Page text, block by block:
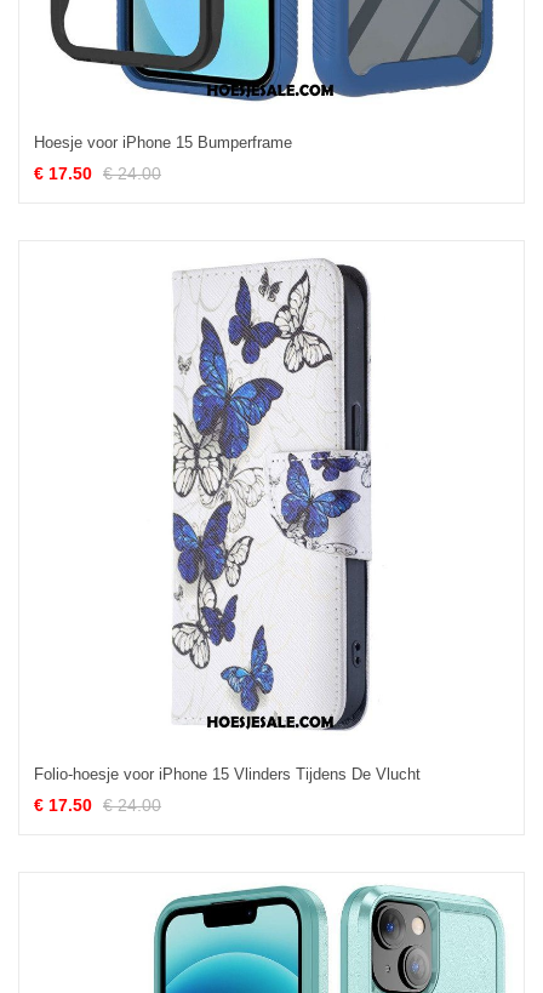
Hoesje voor iPhone 15 Bumperframe
€ 17.50 € 24.00
Folio-hoesje voor iPhone 15 Vlinders Tijdens De Vlucht
€ 17.50 € 24.00